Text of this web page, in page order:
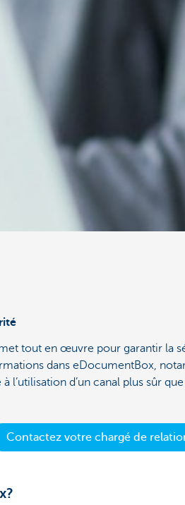
tout en œuvre pour garantir la
dans eDocumentBox,
à l’utilisation d’un canal plus sûr
Contactez votre chargé de